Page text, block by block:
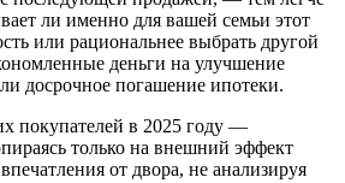
ли именно для вашей семьи этот
или рациональнее выбрать другой
деньги на улучшение
досрочное погашение ипотеки.
покупателей в 2025 году —
только на внешний эффект
от двора, не анализируя